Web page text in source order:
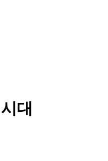
대